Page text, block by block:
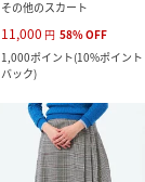
その他のスカート
11,000 円 58%OFF
1,000ポイント(10%ポイント
バック)